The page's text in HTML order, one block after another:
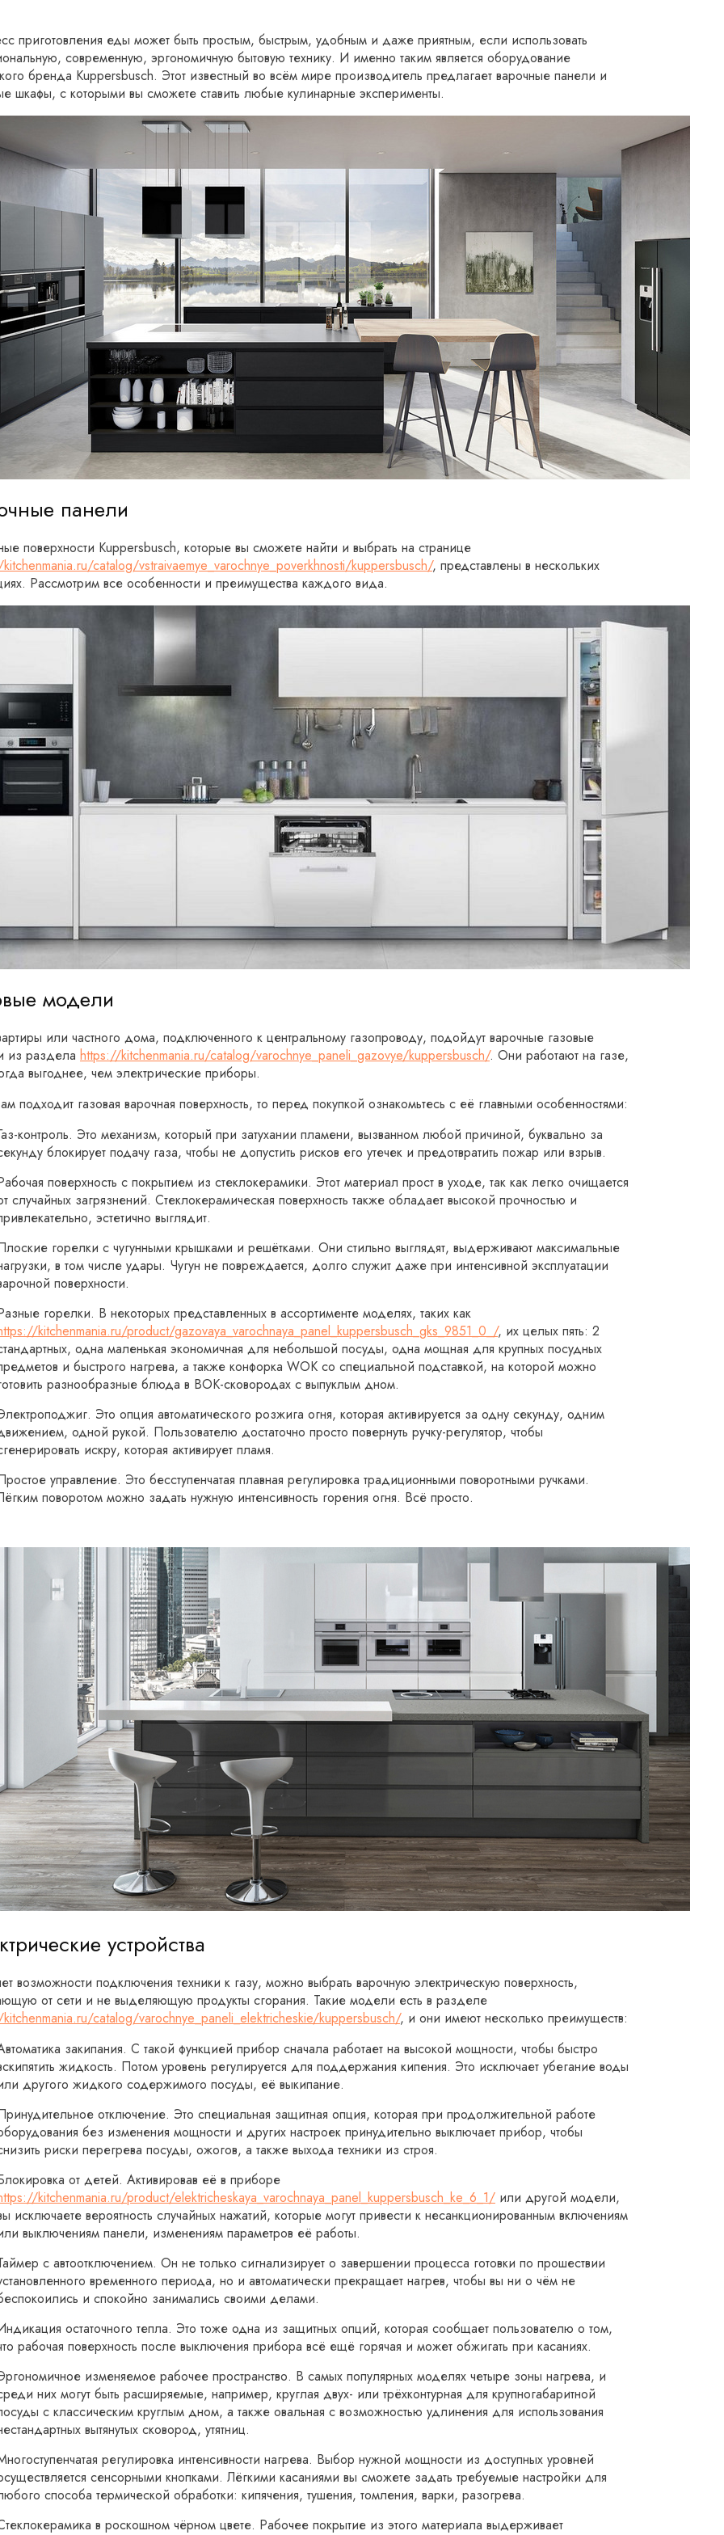
приготовления еды может быть простым, быстрым, удобным и даже приятным, если использовать
современную, эргономичную бытовую технику. И именно таким является оборудование
бренда Kuppersbusch. Этот известный во всём мире производитель предлагает варочные панели и
шкафы, с которыми вы сможете ставить любые кулинарные эксперименты.
панели
поверхности Kuppersbusch, которые вы сможете найти и выбрать на странице
catalog/vstraivaemye_varochnye_poverkhnosti/kuppersbusch/, представлены в нескольких
Рассмотрим все особенности и преимущества каждого вида.
модели
или частного дома, подключенного к центральному газопроводу, подойдут варочные газовые
из раздела https://kitchenmania.ru/catalog/varochnye_paneli_gazovye/kuppersbusch/. Они работают на газе,
выгоднее, чем электрические приборы.
подходит газовая варочная поверхность, то перед покупкой ознакомьтесь с её главными особенностями:
контроль. Это механизм, который при затухании пламени, вызванном любой причиной, буквально за
блокирует подачу газа, чтобы не допустить рисков его утечек и предотвратить пожар или взрыв.
поверхность с покрытием из стеклокерамики. Этот материал прост в уходе, так как легко очищается
случайных загрязнений. Стеклокерамическая поверхность также обладает высокой прочностью и
эстетично выглядит.
горелки с чугунными крышками и решётками. Они стильно выглядят, выдерживают максимальные
в том числе удары. Чугун не повреждается, долго служит даже при интенсивной эксплуатации
поверхности.
горелки. В некоторых представленных в ассортименте моделях, таких как
kitchenmania.ru/product/gazovaya_varochnaya_panel_kuppersbusch_gks_9851_0_/, их целых пять: 2
одна маленькая экономичная для небольшой посуды, одна мощная для крупных посудных
и быстрого нагрева, а также конфорка WOK со специальной подставкой, на которой можно
разнообразные блюда в ВОК-сковородах с выпуклым дном.
Это опция автоматического розжига огня, которая активируется за одну секунду, одним
одной рукой. Пользователю достаточно просто повернуть ручку-регулятор, чтобы
искру, которая активирует пламя.
управление. Это бесступенчатая плавная регулировка традиционными поворотными ручками.
поворотом можно задать нужную интенсивность горения огня. Всё просто.
устройства
возможности подключения техники к газу, можно выбрать варочную электрическую поверхность,
от сети и не выделяющую продукты сгорания. Такие модели есть в разделе
catalog/varochnye_paneli_elektricheskie/kuppersbusch/, и они имеют несколько преимуществ:
закипания. С такой функцией прибор сначала работает на высокой мощности, чтобы быстро
жидкость. Потом уровень регулируется для поддержания кипения. Это исключает убегание воды
другого жидкого содержимого посуды, её выкипание.
отключение. Это специальная защитная опция, которая при продолжительной работе
без изменения мощности и других настроек принудительно выключает прибор, чтобы
риски перегрева посуды, ожогов, а также выхода техники из строя.
от детей. Активировав её в приборе
kitchenmania.ru/product/elektricheskaya_varochnaya_panel_kuppersbusch_ke_6_1/ или другой модели,
исключаете вероятность случайных нажатий, которые могут привести к несанкционированным включениям
выключениям панели, изменениям параметров её работы.
с автоотключением. Он не только сигнализирует о завершении процесса готовки по прошествии
временного периода, но и автоматически прекращает нагрев, чтобы вы ни о чём не
и спокойно занимались своими делами.
остаточного тепла. Это тоже одна из защитных опций, которая сообщает пользователю о том,
рабочая поверхность после выключения прибора всё ещё горячая и может обжигать при касаниях.
изменяемое рабочее пространство. В самых популярных моделях четыре зоны нагрева, и
них могут быть расширяемые, например, круглая двух- или трёхконтурная для крупногабаритной
с классическим круглым дном, а также овальная с возможностью удлинения для использования
вытянутых сковород, утятниц.
регулировка интенсивности нагрева. Выбор нужной мощности из доступных уровней
сенсорными кнопками. Лёгкими касаниями вы сможете задать требуемые настройки для
способа термической обработки: кипячения, тушения, томления, варки, разогрева.
в роскошном чёрном цвете. Рабочее покрытие из этого материала выдерживает